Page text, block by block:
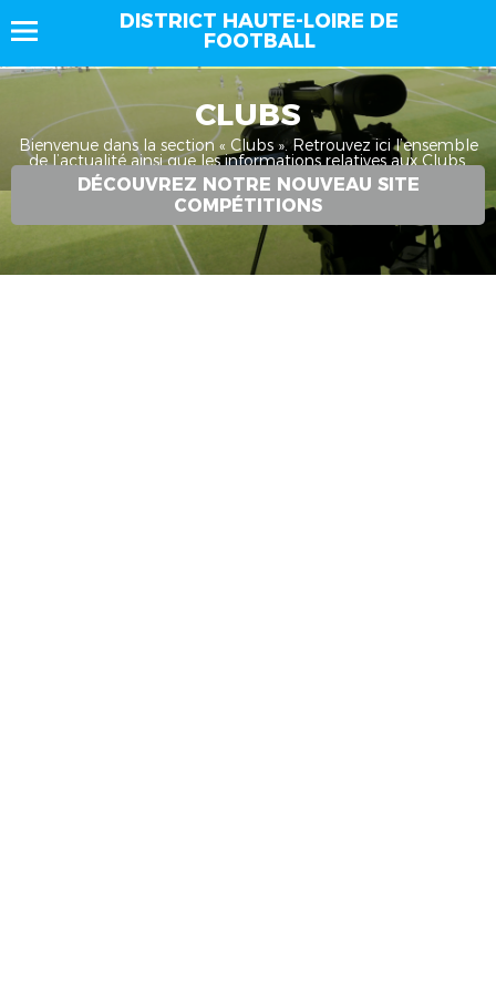
DISTRICT HAUTE-LOIRE DE
FOOTBALL
CLUBS
Bienvenue dans la section « Clubs ». Retrouvez ici l’ensemble
de l’actualité ainsi que les informations relatives aux Clubs.
DÉCOUVREZ NOTRE NOUVEAU SITE
COMPÉTITIONS